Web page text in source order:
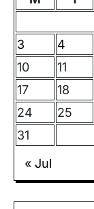
3
4
10
11
17
18
24
25
31
« Jul